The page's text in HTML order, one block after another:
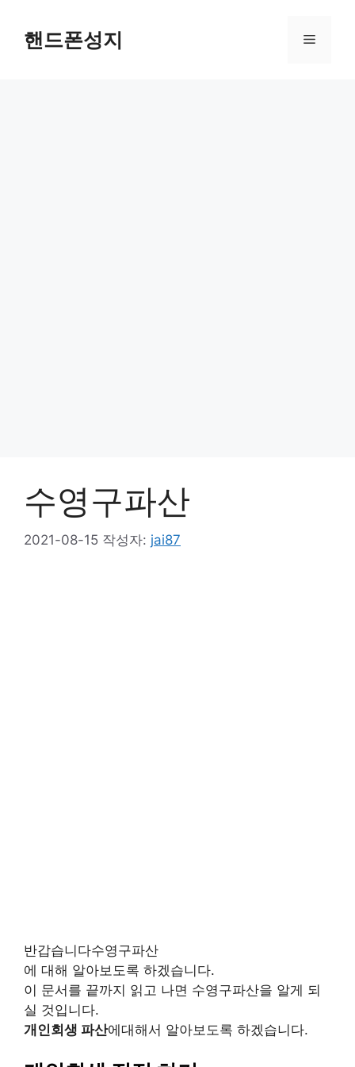
핸드폰성지 메
수영구파산
2021-08-15 작성자: jai87
반갑습니다수영구파산
에 대해 알아보도록 하겠습니다.
이 문서를 끝까지 읽고 나면 수영구파산을 알게 되
실 것입니다.
개인회생 파산에대해서 알아보도록 하겠습니다.